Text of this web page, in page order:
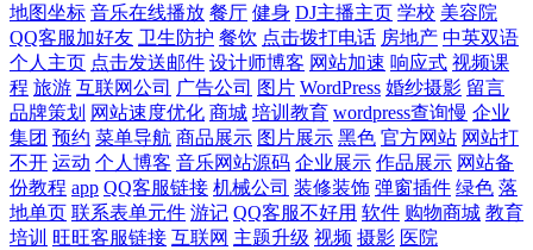
地图坐标 音乐在线播放 餐厅 健身 DJ主播主页 学校 美容院
QQ客服加好友 卫生防护 餐饮 点击拨打电话 房地产 中英双语
个人主页 点击发送邮件 设计师博客 网站加速 响应式 视频课
程 旅游 互联网公司 广告公司 图片 WordPress 婚纱摄影 留言
品牌策划 网站速度优化 商城 培训教育 wordpress查询慢 企业
集团 预约 菜单导航 商品展示 图片展示 黑色 官方网站 网站打
不开 运动 个人博客 音乐网站源码 企业展示 作品展示 网站备
份教程 app QQ客服链接 机械公司 装修装饰 弹窗插件 绿色 落
地单页 联系表单元件 游记 QQ客服不好用 软件 购物商城 教育
培训 旺旺客服链接 互联网 主题升级 视频 摄影 医院